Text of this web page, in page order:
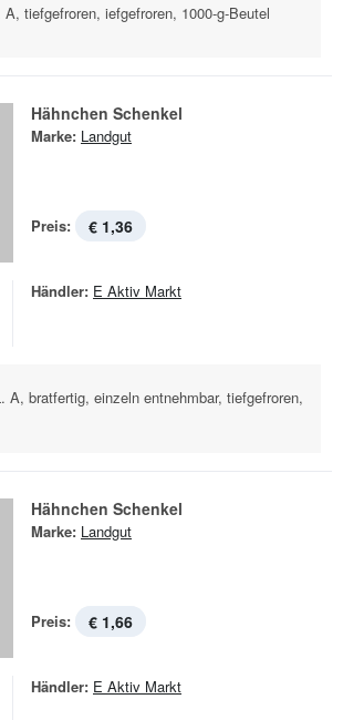
A, tiefgefroren, iefgefroren, 1000-g-Beutel
Hähnchen Schenkel
Marke: Landgut
Preis: € 1,36
Händler: E Aktiv Markt
A, bratfertig, einzeln entnehmbar, tiefgefroren,
Hähnchen Schenkel
Marke: Landgut
Preis: € 1,66
Händler: E Aktiv Markt